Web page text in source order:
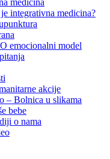
medicina
je integrativna medicina?
emocionalni model
akcije
– Bolnica u slikama
bebe
o nama